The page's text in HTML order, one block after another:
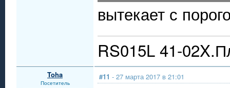
вытекает с
RS015L 41-
Toha
Посетитель
#11 - 27 марта 2017 в 21:01